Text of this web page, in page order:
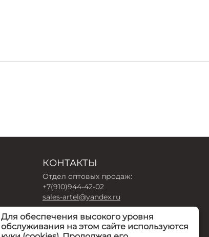
КОНТАКТЫ
Отдел оптовых продаж:
+7(910)944-42-02
sales-artel@yandex.ru
Интернет-магазин:
+7(910)940-16-54
Для обеспечения высокого уровня
обслуживания на этом сайте используются